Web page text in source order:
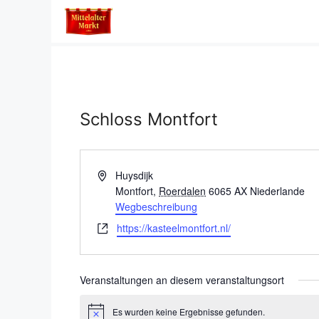
Schloss Montfort
A
e
s
s
Huysdijk
Montfort, Roerdalen 6065 AX Niederlande
Wegbeschreibung
W
b
i
https://kasteelmontfort.nl/
Veranstaltungen an diesem veranstaltungsort
H
Es wurden keine Ergebnisse gefunden.